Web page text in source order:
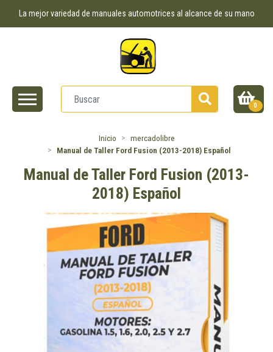
La mejor variedad de manuales automotrices al alcance de su mano
0
Inicio
mercadolibre
Manual de Taller Ford Fusion (2013-2018) Español
Manual de Taller Ford Fusion (2013-
2018) Español